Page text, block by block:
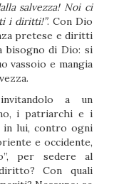
salvezza! Noi ci
i diritti!”. Con Dio
pretese e diritti
bisogno di Dio: si
vassoio e mangia
a un
i patriarchi e i
in lui, contro ogni
e occidente,
per sedere al
Con quali